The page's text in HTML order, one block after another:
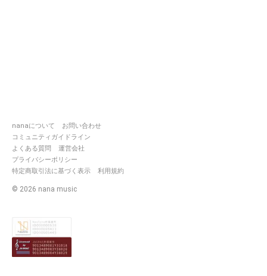
nanaについて
お問い合わせ
コミュニティガイドライン
よくある質問
運営会社
プライバシーポリシー
特定商取引法に基づく表示
利用規約
© 2026 nana music